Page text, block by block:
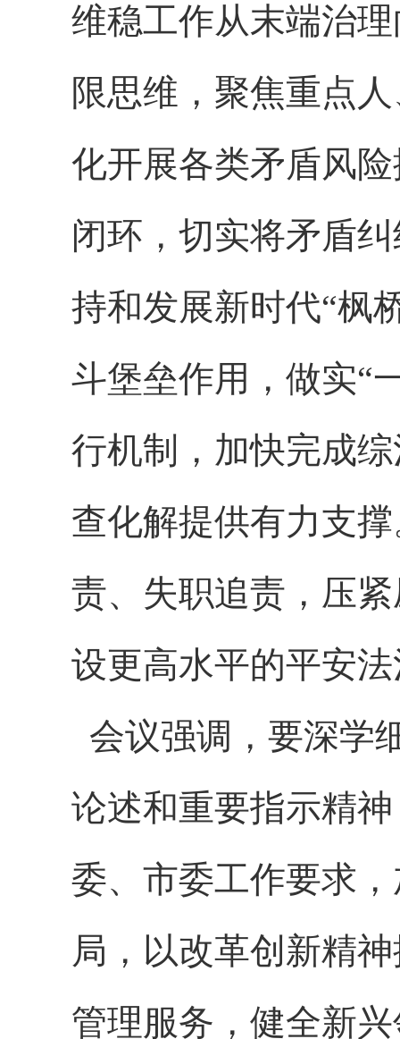
维稳工作从末端治
限思维，聚焦重点
化开展各类矛盾风
闭环，切实将矛盾
持和发展新时代“枫
斗堡垒作用，做实“
行机制，加快完成
查化解提供有力支
责、失职追责，压
设更高水平的平安
会议强调，要深学
论述和重要指示精
委、市委工作要求
局，以改革创新精
管理服务，健全新